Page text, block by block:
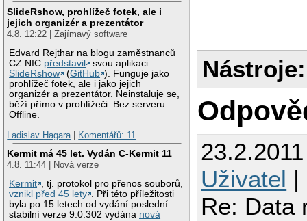
SlideRshow, prohlížeč fotek, ale i
jejich organizér a prezentátor
4.8. 12:22 | Zajímavý software
Edvard Rejthar na blogu zaměstnanců
CZ.NIC představil
svou aplikaci
SlideRshow
(GitHub ). Funguje jako
prohlížeč fotek, ale i jako jejich
organizér a prezentátor. Neinstaluje se,
běží přímo v prohlížeči. Bez serveru.
Offline.
Ladislav Hagara| Komentářů: 11
Kermit má 45 let. Vydán C-Kermit 11
4.8. 11:44 | Nová verze
Kermit , tj. protokol pro přenos souborů,
vznikl před 45 lety . Při této příležitosti
byla po 15 letech od vydání poslední
stabilní verze 9.0.302 vydána nová
Nástroje:
Uživatel |
Re: Data